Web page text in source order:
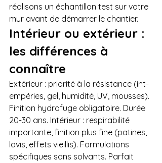
réalisons un échantillon test sur votre
mur avant de démarrer le chantier.
Intérieur ou extérieur :
les différences à
connaître
Extérieur : priorité à la résistance (int-
empéries, gel, humidité, UV, mousses).
Finition hydrofuge obligatoire. Durée
20-30 ans. Intérieur : respirabilité
importante, finition plus fine (patines,
lavis, effets vieillis). Formulations
spécifiques sans solvants. Parfait